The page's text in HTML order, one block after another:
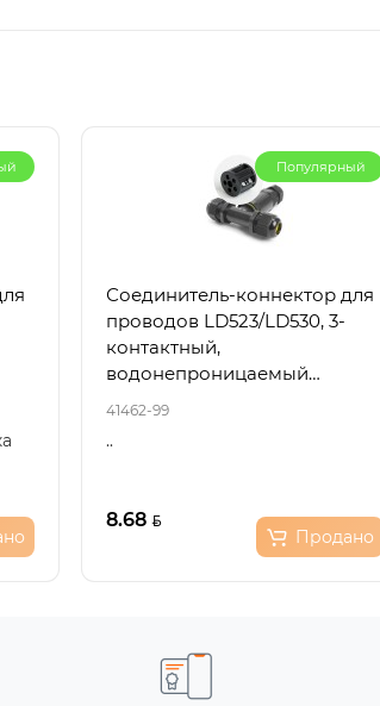
Популярный
Соединитель-коннектор для
проводов LD523/LD530, 3-
контактный,
водонепроницаемый
(клемма 3pin), черный 41462
41462-99
..
8.68
Продано